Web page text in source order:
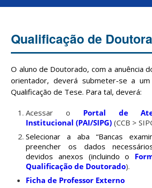
Qualificação de
O aluno de Doutorado, com a anuência
orientador, deverá submeter-se a
Qualificação de Tese. Para tal, deverá:
Acessar o
Portal de
Institucional (PAI/SIPG) (CCB >
Selecionar a aba “Bancas
preencher os dados
devidos anexos (incluindo o
Qualificação de Doutorado).
Ficha de Professor Externo